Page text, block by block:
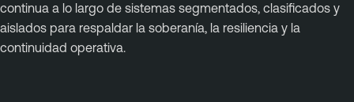
continua a lo largo de sistemas segmentados, clasificados y
aislados para respaldar la soberanía, la resiliencia y la
continuidad operativa.